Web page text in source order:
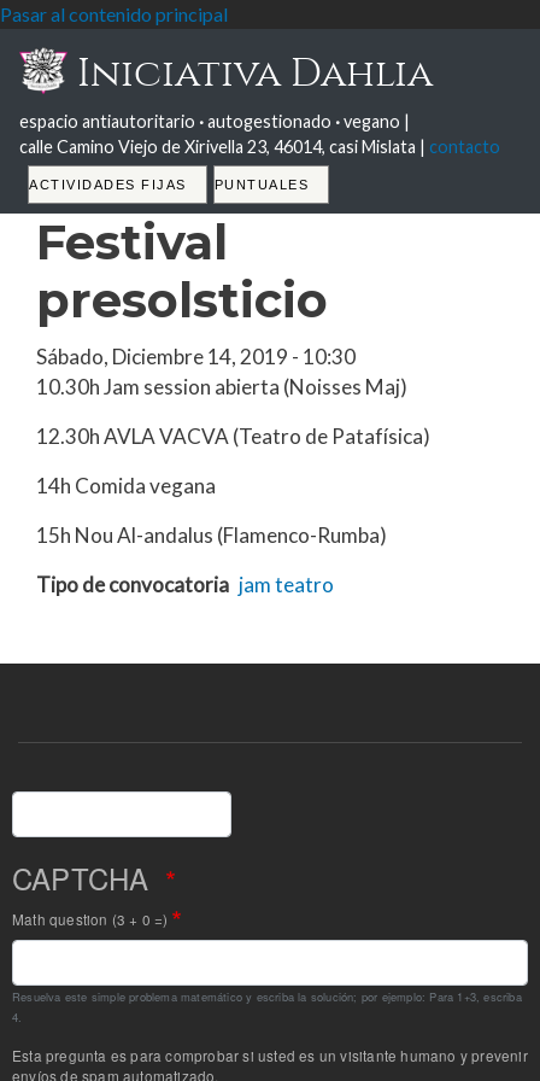
Pasar al contenido principal
Iniciativa Dahlia
espacio antiautoritario ·autogestionado ·vegano |
calle Camino Viejo de Xirivella 23, 46014, casi Mislata | contacto
Tabs
ACTIVIDADES FIJAS PUNTUALES
Festival
presolsticio
Sábado, Diciembre 14, 2019 - 10:30
10.30h Jam session abierta (Noisses Maj)
12.30h AVLA VACVA (Teatro de Patafísica)
14h Comida vegana
15h Nou Al-andalus (Flamenco-Rumba)
Tipo de convocatoria jamteatro
Buscar
CAPTCHA
Math question (3 + 0 =)
Resuelva este simple problema matemático y escriba la solución; por ejemplo: Para 1+3, escriba
4.
Esta pregunta es para comprobar si usted es un visitante humano y prevenir
envíos de spam automatizado.